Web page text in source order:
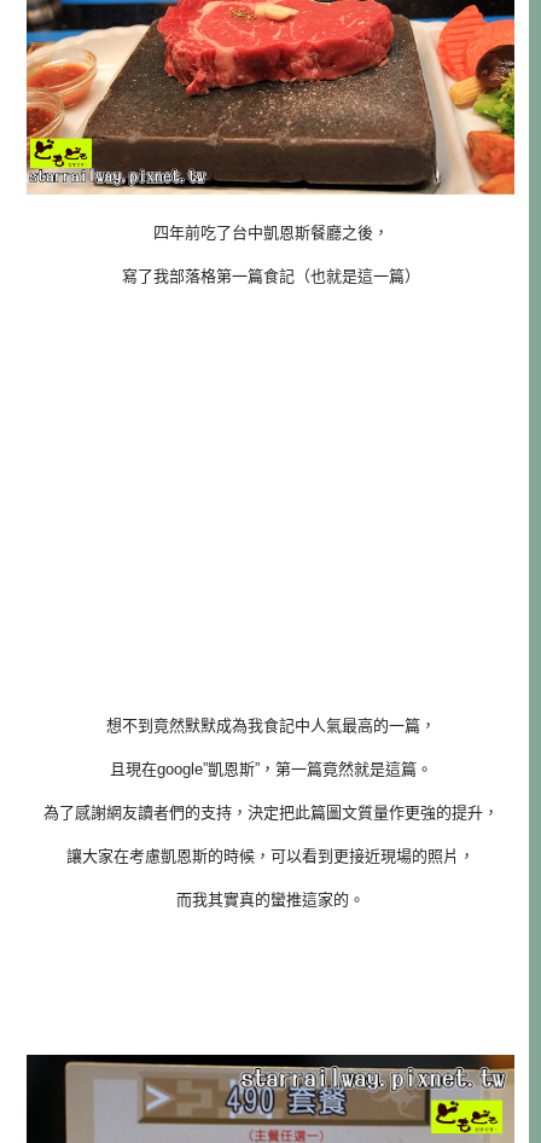
四年前吃了台中凱恩斯餐廳之後，
寫了我部落格第一篇食記（也就是這一篇）
想不到竟然默默成為我食記中人氣最高的一篇，
且現在google”凱恩斯”，第一篇竟然就是這篇。
為了感謝網友讀者們的支持，決定把此篇圖文質量作更強的提升，
讓大家在考慮凱恩斯的時候，可以看到更接近現場的照片，
而我其實真的蠻推這家的。